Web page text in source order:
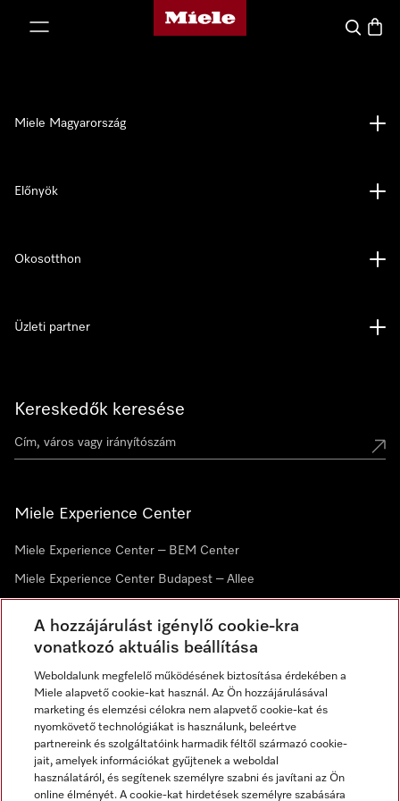
Miele honlapja
Kereses
Kereskedők keresése
Miele Experience Center
Miele Experience Center – BEM Center
Miele Experience Center Budapest – Allee
Hírlevél
Miele Magyarország
Előnyök
Okosotthon
Üzleti partner
A hozzájárulást igénylő cookie-kra
vonatkozó aktuális beállítása
Weboldalunk megfelelő működésének biztosítása érdekében a
Miele alapvető cookie-kat használ. Az Ön hozzájárulásával
marketing és elemzési célokra nem alapvető cookie-kat és
nyomkövető technológiákat is használunk, beleértve
partnereink és szolgáltatóink harmadik féltől származó cookie-
jait, amelyek információkat gyűjtenek a weboldal
használatáról, és segítenek személyre szabni és javítani az Ön
online élményét. A cookie-kat hirdetések személyre szabására